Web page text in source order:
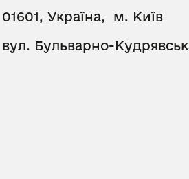
01601, Україна, м. Київ
вул. Бульварно-